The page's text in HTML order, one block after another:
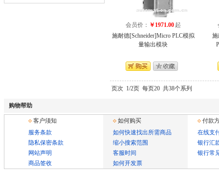
会员价： ￥1971.00 起
施耐德[Schneider]Micro PLC模拟
量输出模块
施
页次 1/2页 每页20 共38个系列
购物帮助
客户须知 如何购买
付款
服务条款
隐私保密条款
网站声明
商品签收
如何快速找出所需商品
缩小搜索范围
客服时间
如何开发票
在线支
银行汇
银行常